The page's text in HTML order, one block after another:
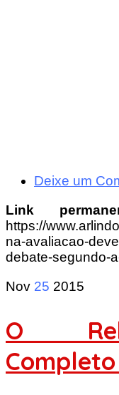
Deixe um
Link
https://
na-avaliacao-
debate-segundo-
Nov 25 2015
O